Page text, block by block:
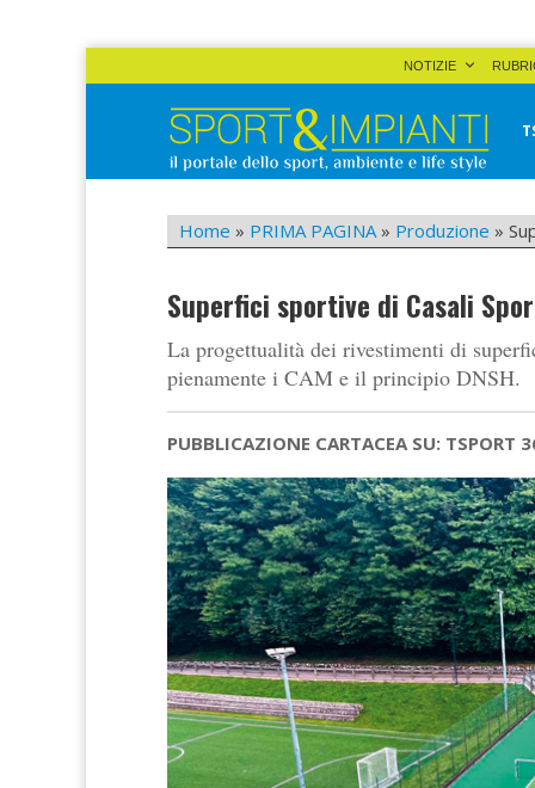
NOTIZIE
Sport&Impianti
Home » PRIMA PAGINA» Produzione »
Superfici sportive di Casali
La progettualità dei rivestimenti di
pienamente i CAM e il principio DNSH.
PUBBLICAZIONE CARTACEA SU: TSPORT